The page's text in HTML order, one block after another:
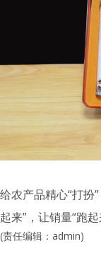
给农产品精心“打扮
起来”，让销量“跑
(责任编辑：admin)